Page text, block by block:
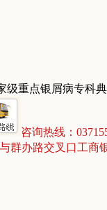
级重点银屑病专科
咨询热线：
群办路交叉口工商